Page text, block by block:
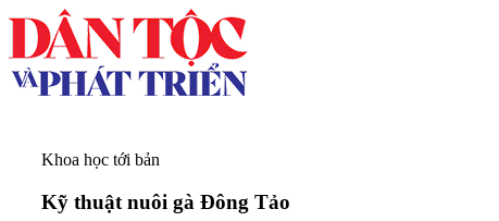
Khoa học tới bản
Kỹ thuật nuôi gà Đông Tảo